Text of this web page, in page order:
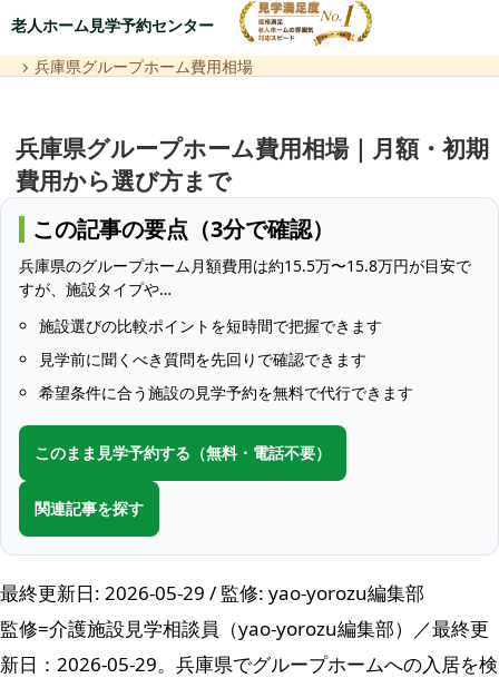
老人ホーム見学予約センター
兵庫県グループホーム費用相場
兵庫県グループホーム費用相場｜月額・初期
費用から選び方まで
この記事の要点（3分で確認）
兵庫県のグループホーム月額費用は約15.5万〜15.8万円が目安で
すが、施設タイプや…
施設選びの比較ポイントを短時間で把握できます
見学前に聞くべき質問を先回りで確認できます
希望条件に合う施設の見学予約を無料で代行できます
このまま見学予約する（無料・電話不要）
関連記事を探す
最終更新日: 2026-05-29 / 監修: yao-yorozu編集部
監修=介護施設見学相談員（yao-yorozu編集部）／最終更
新日：2026-05-29。兵庫県でグループホームへの入居を検